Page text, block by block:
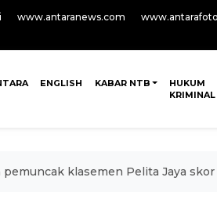
www.antaranews.com
ENGLISH KABAR NTB
HUKUM
KRIMINAL
klasemen Pelita Jaya skor